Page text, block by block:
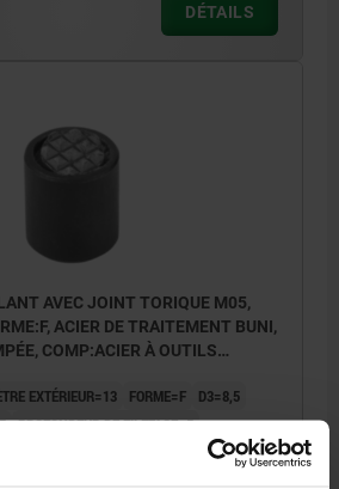
DÉTAILS
AVEC JOINT TORIQUE M05,
ACIER DE TRAITEMENT BUNI,
COMP:ACIER À OUTILS
EXTÉRIEUR=13 FORME=F
D3=8,5
PROFONDEUR DE FILETAGE=5